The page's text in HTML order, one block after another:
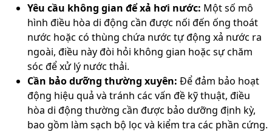
Yêu cầu không gian để xả hơi nước: Một số mô
hình điều hòa di động cần được nối đến ống thoát
nước hoặc có thùng chứa nước tự động xả nước ra
ngoài, điều này đòi hỏi không gian hoặc sự chăm
sóc để xử lý nước thải.
Cần bảo dưỡng thường xuyên: Để đảm bảo hoạt
động hiệu quả và tránh các vấn đề kỹ thuật, điều
hòa di động thường cần được bảo dưỡng định kỳ,
bao gồm làm sạch bộ lọc và kiểm tra các phần cứng.